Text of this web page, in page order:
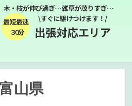
木・枝が伸び過ぎ…雑草が茂りすぎ…
最短最速
３０分
\すぐに駆けつけます！/
出張対応エリア
富山県